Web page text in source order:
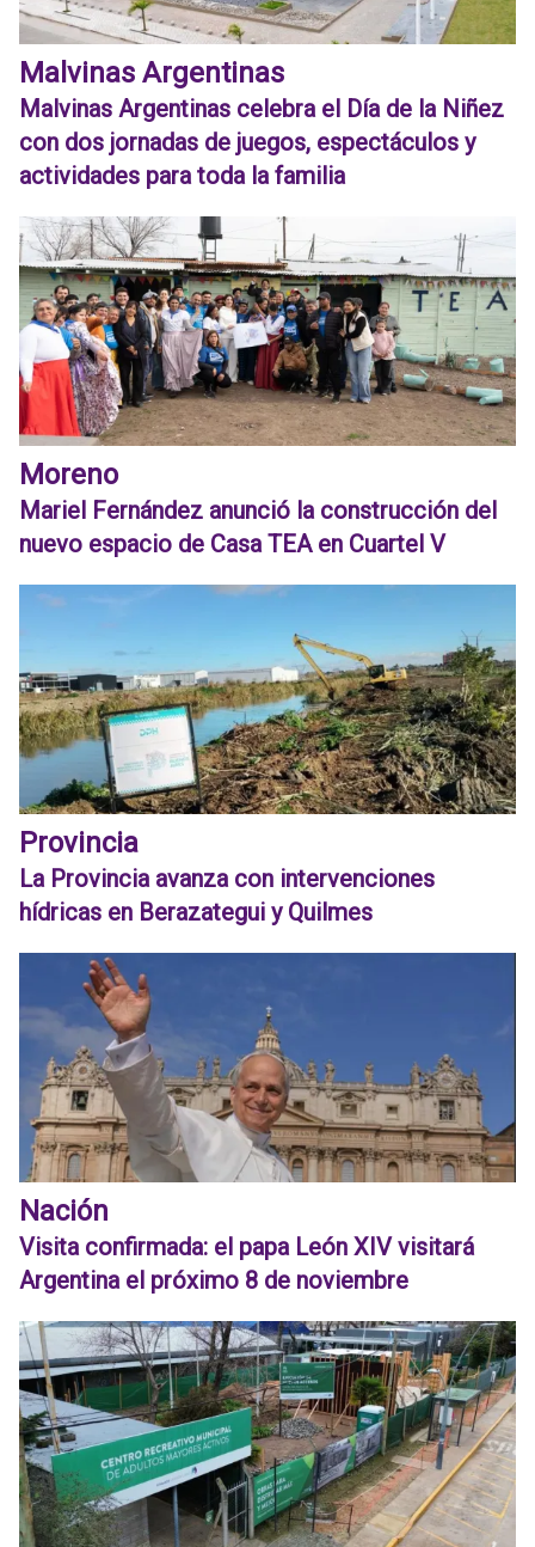
Malvinas Argentinas
Malvinas Argentinas celebra el Día de la Niñez
con dos jornadas de juegos, espectáculos y
actividades para toda la familia
Moreno
Mariel Fernández anunció la construcción del
nuevo espacio de Casa TEA en Cuartel V
Provincia
La Provincia avanza con intervenciones
hídricas en Berazategui y Quilmes
Nación
Visita confirmada: el papa León XIV visitará
Argentina el próximo 8 de noviembre